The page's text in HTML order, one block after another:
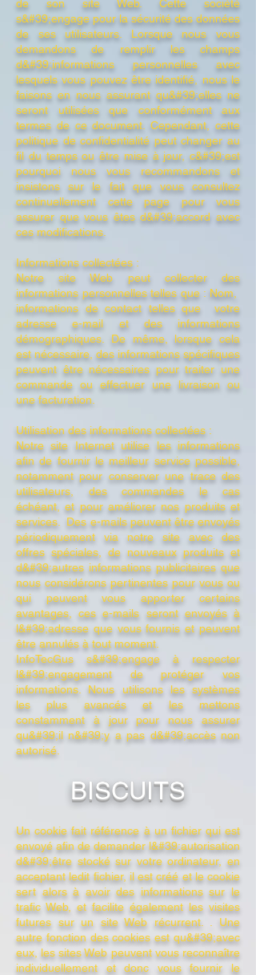
de son site Web. Cette société
s&#39;engage pour la sécurité des données
de ses utilisateurs. Lorsque nous vous
demandons de remplir les champs
d&#39;informations personnelles avec
lesquels vous pouvez être identifié, nous le
faisons en nous assurant qu&#39;elles ne
seront utilisées que conformément aux
termes de ce document. Cependant, cette
politique de confidentialité peut changer au
fil du temps ou être mise à jour, c&#39;est
pourquoi nous vous recommandons et
insistons sur le fait que vous consultez
continuellement cette page pour vous
assurer que vous êtes d&#39;accord avec
ces modifications.
Informations collectées :
Notre site Web peut collecter des
informations personnelles telles que : Nom,
informations de contact telles que votre
adresse e-mail et des informations
démographiques. De même, lorsque cela
est nécessaire, des informations spécifiques
peuvent être nécessaires pour traiter une
commande ou effectuer une livraison ou
une facturation.
Utilisation des informations collectées :
Notre site Internet utilise les informations
afin de fournir le meilleur service possible,
notamment pour conserver une trace des
utilisateurs, des commandes le cas
échéant, et pour améliorer nos produits et
services. Des e-mails peuvent être envoyés
périodiquement via notre site avec des
offres spéciales, de nouveaux produits et
d&#39;autres informations publicitaires que
nous considérons pertinentes pour vous ou
qui peuvent vous apporter certains
avantages, ces e-mails seront envoyés à
l&#39;adresse que vous fournis et peuvent
être annulés à tout moment.
InfoTecGus s&#39;engage à respecter
l&#39;engagement de protéger vos
informations. Nous utilisons les systèmes
les plus avancés et les mettons
constamment à jour pour nous assurer
qu&#39;il n&#39;y a pas d&#39;accès non
autorisé.
BISCUITS
Un cookie fait référence à un fichier qui est
envoyé afin de demander l&#39;autorisation
d&#39;être stocké sur votre ordinateur, en
acceptant ledit fichier, il est créé et le cookie
sert alors à avoir des informations sur le
trafic Web, et facilite également les visites
futures sur un site Web récurrent. . Une
autre fonction des cookies est qu&#39;avec
eux, les sites Web peuvent vous reconnaître
individuellement et donc vous fournir le